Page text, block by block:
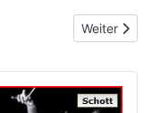
Nächster
Weiter